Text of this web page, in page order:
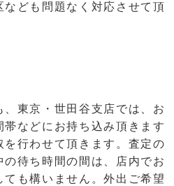
ども問題なく対応させて頂
東京・世田谷支店では、お
などにお持ち込み頂きます
を行わせて頂きます。査定の
待ち時間の間は、店内でお
も構いません。外出ご希望